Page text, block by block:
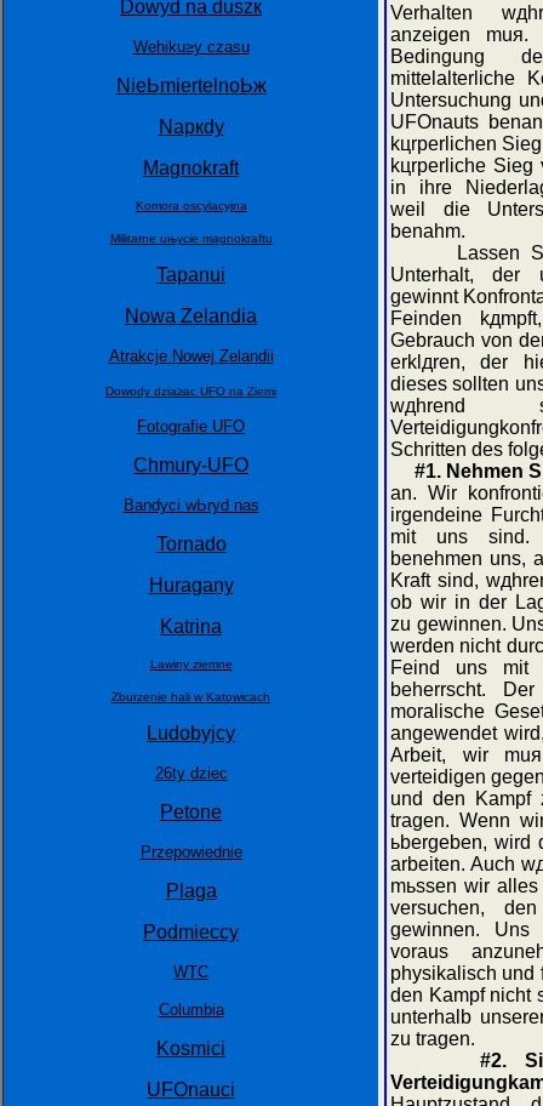
Dowуd na duszк
Wehiku≥y czasu
NieЬmiertelnoЬж
Napкdy
Magnokraft
Komora oscylacyjna
Militarne uњycie magnokraftu
Tapanui
Nowa Zelandia
Atrakcje Nowej Zelandii
Dowody dzia≥aс UFO na Ziemi
Fotografie UFO
Chmury-UFO
Bandyci wЬrуd nas
Tornado
Huragany
Katrina
Lawiny ziemne
Zburzenie hali w Katowicach
Ludobуjcy
26ty dzieс
Petone
Przepowiednie
Plaga
Podmieсcy
WTC
Columbia
Kosmici
UFOnauci
Verhalten
anzeigen
Bedingung
mittelalterliche
Untersuchung
UFOnauts
kцrperlichen
kцrperliche Sieg
in ihre
weil die
benahm.
Lassen Sie
Unterhalt, der
gewinnt
Feinden
Gebrauch von
erklдren, der
dieses sollten
wдhrend
Schritten des
#1. Nehmen
an. Wir
irgendeine
mit uns sind.
benehmen uns,
Kraft sind,
ob wir in der
zu gewinnen.
werden nicht
Feind uns mit
beherrscht.
moralische
angewendet
Arbeit, wir
verteidigen
und den Kampf
tragen. Wenn
ьbergeben, wird
arbeiten. Auch
mьssen wir
versuchen,
gewinnen. Uns
voraus
physikalisch und
den Kampf nicht
unterhalb
zu tragen.
#2.